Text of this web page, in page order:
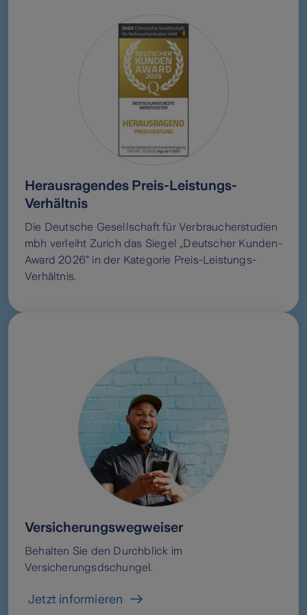
Herausragendes Preis-Leistungs-
Verhältnis
Die Deutsche Gesellschaft für Verbraucherstudien
mbh verleiht Zurich das Siegel „Deutscher Kunden-
Award 2026“ in der Kategorie Preis-Leistungs-
Verhältnis.
Versicherungswegweiser
Behalten Sie den Durchblick im
Versicherungsdschungel.
Jetzt informieren